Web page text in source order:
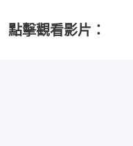
點擊觀看影片：